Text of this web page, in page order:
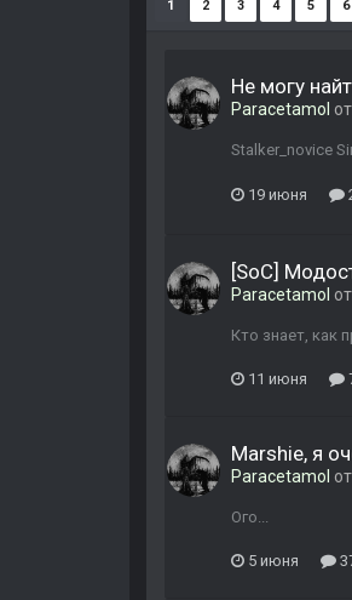
1 2 3 4 5 6
Не могу
Paracetamol
Stalker_novice
19 июня
[SoC]
Paracetamol
Кто знает, как
11 июня
Marshie, я
Paracetamol
Ого...
5 июня